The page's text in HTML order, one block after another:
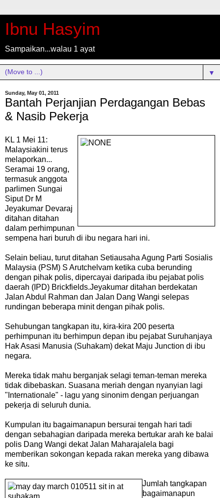
Ibnu Hasyim
Sampaikan...walau 1 ayat
▼
Sunday, May 01, 2011
Bantah Perjanjian Perdagangan Bebas
& Nasib Pekerja
KL 1 Mei 11:
Malaysiakini terus
melaporkan...
Seramai 19 orang,
termasuk anggota
parlimen Sungai
Siput Dr M
Jeyakumar Devaraj
ditahan ditahan
dalam perhimpunan
sempena hari buruh di ibu negara hari ini.
Selain beliau, turut ditahan Setiausaha Agung Parti Sosialis
Malaysia (PSM) S Arutchelvam ketika cuba berunding
dengan pihak polis, dipercayai daripada ibu pejabat polis
daerah (IPD) Brickfields.Jeyakumar ditahan berdekatan
Jalan Abdul Rahman dan Jalan Dang Wangi selepas
rundingan beberapa minit dengan pihak polis.
Sehubungan tangkapan itu, kira-kira 200 peserta
perhimpunan itu berhimpun depan ibu pejabat Suruhanjaya
Hak Asasi Manusia (Suhakam) dekat Maju Junction di ibu
negara.
Mereka tidak mahu berganjak selagi teman-teman mereka
tidak dibebaskan. Suasana meriah dengan nyanyian lagi
"Internationale" - lagu yang sinonim dengan perjuangan
pekerja di seluruh dunia.
Kumpulan itu bagaimanapun bersurai tengah hari tadi
dengan sebahagian daripada mereka bertukar arah ke balai
polis Dang Wangi dekat Jalan Maharajalela bagi
memberikan sokongan kepada rakan mereka yang dibawa
ke situ.
Jumlah tangkapan
bagaimanapun